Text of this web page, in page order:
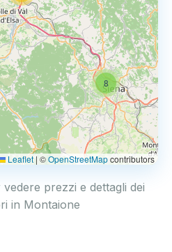
8
Leaflet | ©OpenStreetMapcontributors
prezzi e dettagli dei
in Montaione